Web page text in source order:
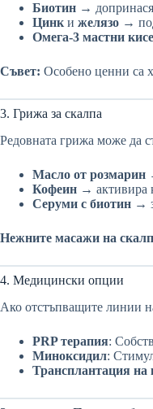
Биотин →
Цинк и желязо →
Омега-3 мастни
Съвет: Особено ценни са
3. Грижа за скалпа
Редовната грижа може да
Масло от розмарин
Кофеин → активира
Серуми с биотин →
Нежните масажи на
4. Медицински опции
Ако отстъпващите линии
PRP терапия:
Миноксидил:
Трансплантация на